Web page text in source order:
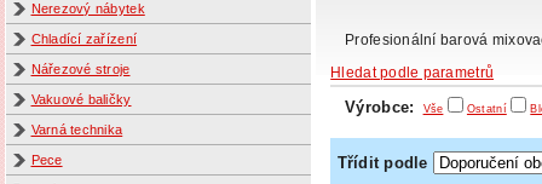
Nerezový nábytek
Chladící zařízení
Nářezové stroje
Vakuové baličky
Varná technika
Pece
Profesionální barová
Hledat podle parametrů
Výrobce: Vše Ostatní
Třídit podle